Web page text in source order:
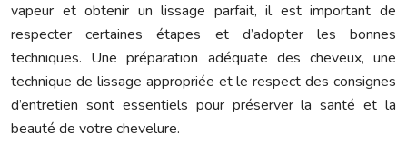
vapeur et obtenir un lissage parfait, il est important de
respecter certaines étapes et d’adopter les bonnes
techniques. Une préparation adéquate des cheveux, une
technique de lissage appropriée et le respect des consignes
d’entretien sont essentiels pour préserver la santé et la
beauté de votre chevelure.